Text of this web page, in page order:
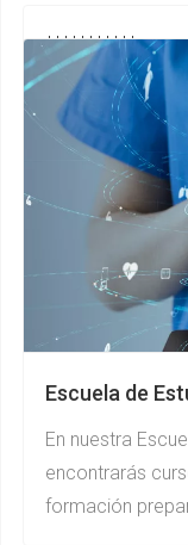
Escuela de
En nuestra
encontrarás
formación